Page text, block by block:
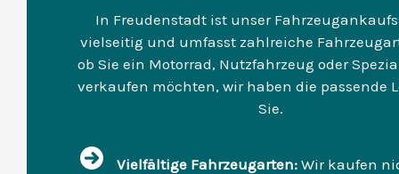
In Freudenstadt ist unser
vielseitig und umfasst zahlreiche
ob Sie ein Motorrad, Nutzfahrzeug oder
verkaufen möchten, wir haben die passende
Sie.
Vielfältige Fahrzeugarten: Wir kaufen